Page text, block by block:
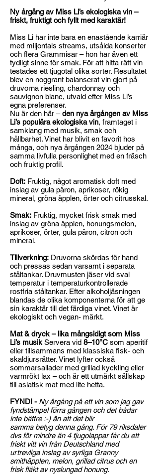
Ny årgång av Miss Li’s ekologiska vin –
friskt, fruktigt och fyllt med karaktär!
Miss Li har inte bara en enastående karriär
med miljontals streams, utsålda konserter
och flera Grammisar – hon har även ett
tydligt sinne för smak. För att hitta rätt vin
testades ett tjugotal olika sorter. Resultatet
blev en noggrant balanserat vin gjort på
druvorna riesling, chardonnay och
sauvignon blanc, utvald efter Miss Li’s
egna preferenser.
Nu är den här –den nya årgången av Miss
Li’s populära ekologiska vin, framtaget i
samklang med musik, smak och
hållbarhet. Vinet har blivit en favorit hos
många, och nya årgången 2024 bjuder på
samma livfulla personlighet med en fräsch
och fruktig profil.
Doft: Fruktig, något aromatisk doft med
inslag av gula päron, aprikoser, rökig
mineral, gröna äpplen, örter och citrusskal.
Smak: Fruktig, mycket frisk smak med
inslag av gröna äpplen, honungsmelon,
aprikoser, örter, gula päron, citron och
mineral.
Tillverkning: Druvorna skördas för hand
och pressas sedan varsamt i separata
ståltankar. Druvmusten jäser vid sval
temperatur i temperaturkontrollerade
rostfria ståltankar. Efter alkoholjäsningen
blandas de olika komponenterna för att ge
sin karaktär till det färdiga vinet. Vinet är
ekologiskt och vegan- märkt.
Mat & dryck – lika mångsidigt som Miss
Li’s musik Servera vid 8–10°C som aperitif
eller tillsammans med klassiska fisk- och
skaldjursrätter. Vinet lyfter också
sommarsallader med grillad kyckling eller
varmrökt lax – och är ett utmärkt sällskap
till asiatisk mat med lite hetta.
FYND! - Ny årgång på ett vin som jag gav
fyndstämpel förra gången och det bådar
inte bättre :-) än att det blir
samma betyg denna gång. För 79 riksdaler
dvs för mindre än 4 tjugolappar får du ett
friskt vitt vin från Deutschland med
urtrevliga inslag av syrliga Granny
smithäpplen, melon, grillad citrus och en
frisk fläkt av nyslungad honung.